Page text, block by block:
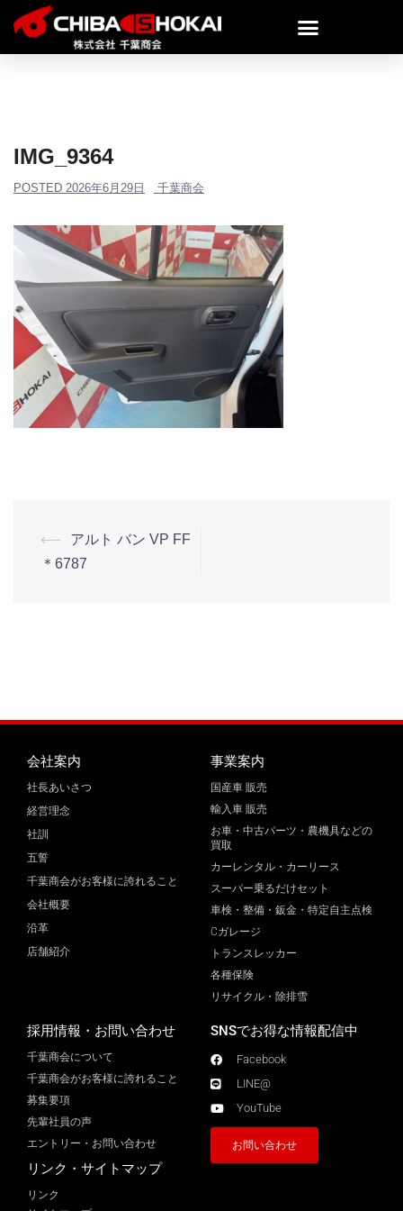
IMG_9364
POSTED 2026年6月29日 千葉商会
⟵
アルト バン VP FF
＊6787
会社案内
社長あいさつ
経営理念
社訓
五誓
千葉商会がお客様に誇れること
会社概要
沿革
店舗紹介
事業案内
国産車 販売
輸入車 販売
お車・中古パーツ・農機具などの
買取
カーレンタル・カーリース
スーパー乗るだけセット
車検・整備・鈑金・特定自主点検
Cガレージ
トランスレッカー
各種保険
リサイクル・除排雪
採用情報・お問い合わせ
千葉商会について
千葉商会がお客様に誇れること​
募集要項
先輩社員の声
エントリー・お問い合わせ
リンク・サイトマップ
リンク
SNSでお得な情報配信中
Facebook
LINE@
YouTube
お問い合わせ